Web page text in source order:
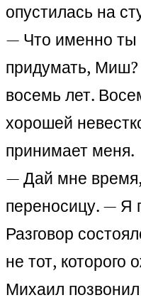
опустилась на
— Что именно ты
придумать,
восемь лет.
хорошей
принимает меня.
— Дай мне
переносицу. — Я
Разговор
не тот, которого
Михаил